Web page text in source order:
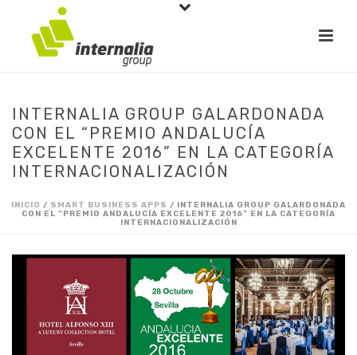
INTERNALIA GROUP GALARDONADA
CON EL “PREMIO ANDALUCÍA
EXCELENTE 2016” EN LA CATEGORÍA
INTERNACIONALIZACIÓN
INICIO / SMART BUSINESS APPS / INTERNALIA GROUP GALARDONADA
CON EL “PREMIO ANDALUCÍA EXCELENTE 2016” EN LA CATEGORÍA
INTERNACIONALIZACIÓN